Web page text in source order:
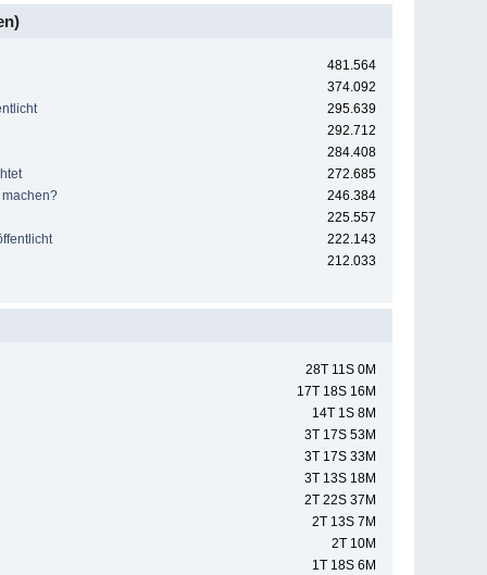
481.564
374.092
295.639
292.712
284.408
272.685
246.384
225.557
222.143
212.033
28T 11S 0M
17T 18S 16M
14T 1S 8M
3T 17S 53M
3T 17S 33M
3T 13S 18M
2T 22S 37M
2T 13S 7M
2T 10M
1T 18S 6M